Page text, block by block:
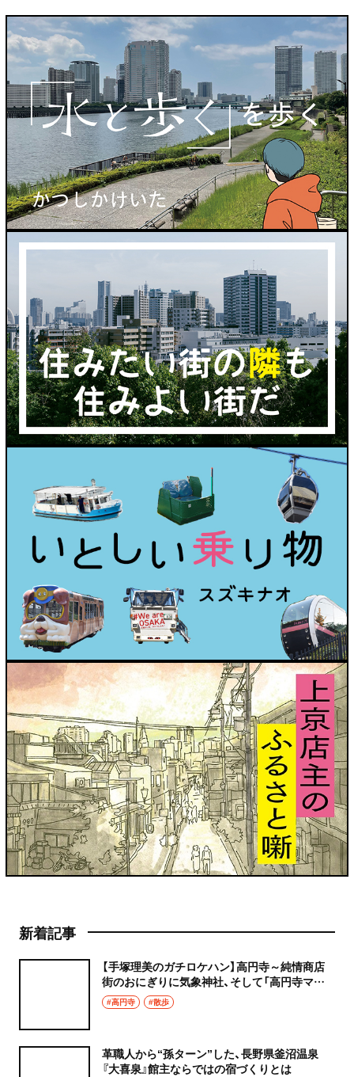
新着記事
【手塚理美のガチロケハン】高円寺～純情商店
街のおにぎりに気象神社、そして「高円寺マシ
タ」へ！
#高円寺 #散歩
革職人から“孫ターン”した、長野県釜沼温泉
『大喜泉』館主ならではの宿づくりとは